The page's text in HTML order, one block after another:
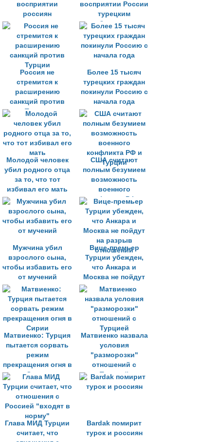
восприятии
россиян
восприятии России
турецким
обществом
Россия не
стремится к
расширению
санкций против
Турции
Более 15 тысяч
турецких граждан
покинули Россию с
начала года
Молодой человек
убил родного отца
за то, что тот
избивал его мать
США считают
полным безумием
возможность
военного
конфликта РФ и
Турции
Мужчина убил
взрослого сына,
чтобы избавить его
от мучений
Вице-премьер
Турции убежден,
что Анкара и
Москва не пойдут
на разрыв
отношений
Матвиенко: Турция
пытается сорвать
режим
прекращения огня в
Сирии
Матвиенко назвала
условия
"разморозки"
отношений с
Турцией
Глава МИД Турции
считает, что
Bardak помирит
турок и россиян